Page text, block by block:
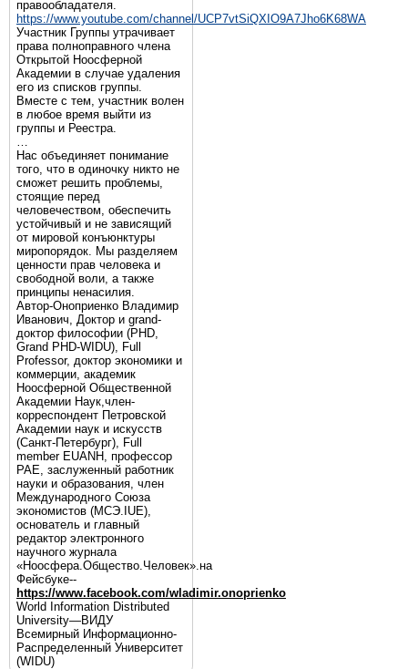
правообладателя.
https://www.youtube.com/channel/UCP7vtSiQXIO9A7Jho6K68WA
Участник Группы утрачивает
права полноправного члена
Открытой Ноосферной
Академии в случае удаления
его из списков группы.
Вместе с тем, участник волен
в любое время выйти из
группы и Реестра.
…
Нас объединяет понимание
того, что в одиночку никто не
сможет решить проблемы,
стоящие перед
человечеством, обеспечить
устойчивый и не зависящий
от мировой конъюнктуры
миропорядок. Мы разделяем
ценности прав человека и
свободной воли, а также
принципы ненасилия.
Автор-Оноприенко Владимир
Иванович, Доктор и grand-
доктор философии (PHD,
Grand PHD-WIDU), Full
Professor, доктор экономики и
коммерции, академик
Ноосферной Общественной
Академии Наук,член-
корреспондент Петровской
Академии наук и искусств
(Санкт-Петербург), Full
member EUANH, профессор
РАЕ, заслуженный работник
науки и образования, член
Международного Союза
экономистов (МСЭ.IUE),
основатель и главный
редактор электронного
научного журнала
«Ноосфера.Общество.Человек».на
Фейсбуке--
https://www.facebook.com/wladimir.onoprienko
World Information Distributed
University—ВИДУ
Всемирный Информационно-
Распределенный Университет
(WIDU)